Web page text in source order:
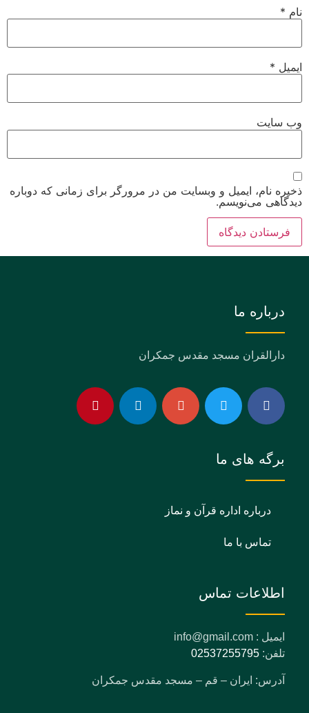
نام *
ایمیل *
وب‌ سایت
ذخیره نام، ایمیل و وبسایت من در مرورگر برای زمانی که دوباره
دیدگاهی می‌نویسم.
درباره ما
دارالقران مسجد مقدس جمکران
برگه های ما
درباره اداره قرآن و نماز
تماس با ما
اطلاعات تماس
ایمیل : info@gmail.com
تلفن: 02537255795
آدرس: ایران – قم – مسجد مقدس جمکران